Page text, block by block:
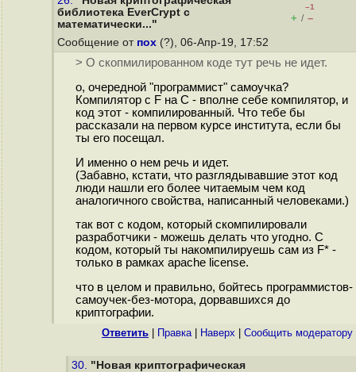
библиотека EverCrypt с
математически..."
–1
+ / –
Сообщение от пох (?), 06-Апр-19, 17:52
> О скопмилированном коде тут речь не идет.
о, очередной "программист" самоучка?
Компилятор с F на C - вполне себе компилятор, и
код этот - компилированный. Что тебе бы
рассказали на первом курсе института, если бы
ты его посещал.
И именно о нем речь и идет.
(Забавно, кстати, что разглядывавшие этот код
люди нашли его более читаемым чем код
аналогичного свойства, написанный человеками.)
так вот с кодом, который скомпилировали
разработчики - можешь делать что угодно. С
кодом, который ты накомпилируешь сам из F* -
только в рамках apache license.
что в целом и правильно, бойтесь программистов-
самоучек-без-мотора, дорвавшихся до
криптографии.
Ответить Правка| Наверх Cообщить модератору
30. "Новая криптографическая